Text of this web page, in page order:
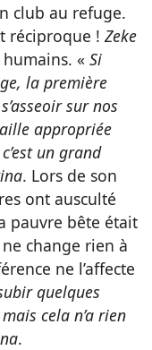
club au refuge.
réciproque ! Zeke
« Si
la première
sur nos
appropriée
un grand
. Lors de son
ont ausculté
pauvre bête était
change rien à
ne l’affecte
quelques
cela n’a rien
.